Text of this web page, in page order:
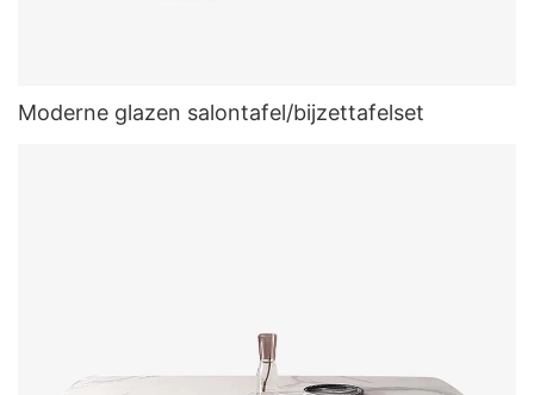
Moderne glazen salontafel/bijzettafelset